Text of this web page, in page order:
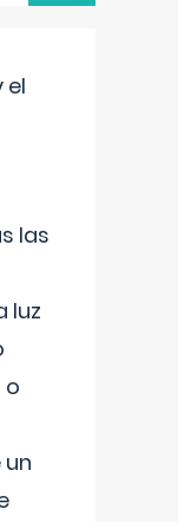
el
las
luz
o